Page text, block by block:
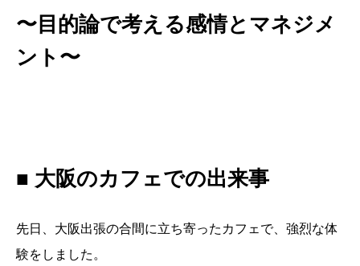
〜目的論で考える感情とマネジメ
ント〜
■ 大阪のカフェでの出来事
先日、大阪出張の合間に立ち寄ったカフェで、強烈な体
験をしました。